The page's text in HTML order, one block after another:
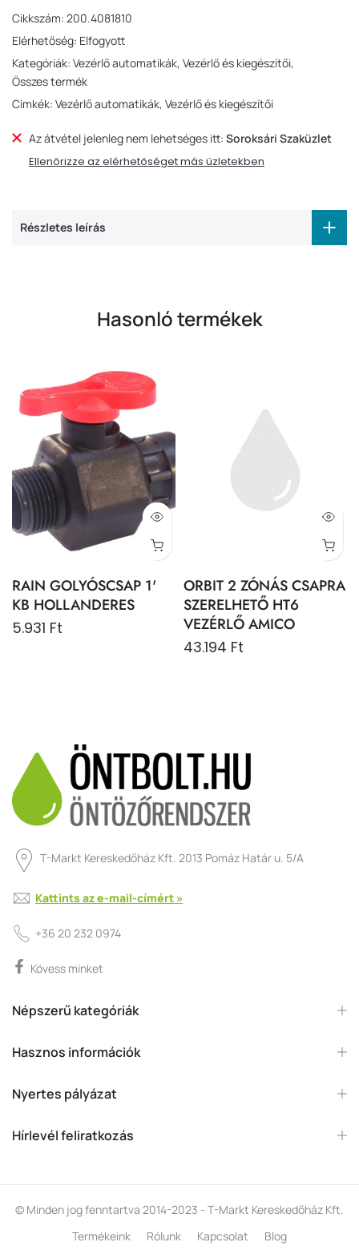
Cikkszám: 200.4081810
Elérhetőség: Elfogyott
Kategóriák: Vezérlő automatikák Vezérlő és kiegészítői
Összes termék
Cimkék: Vezérlő automatikák Vezérlő és kiegészítői
Az átvétel jelenleg nem lehetséges itt: Soroksári Szaküzlet
Ellenőrizze az elérhetőséget más üzletekben
Részletes leírás
Hasonló termékek
RAIN GOLYÓSCSAP 1'
KB HOLLANDERES
5.931 Ft
ORBIT 2 ZÓNÁS CSAPRA
SZERELHETŐ HT6
VEZÉRLŐ AMICO
43.194 Ft
T-Markt Kereskedőház Kft. 2013 Pomáz Határ u. 5/A
Kattints az e-mail-címért »
+36 20 232 0974
Kövess minket
Népszerű kategóriák
Hasznos információk
Nyertes pályázat
Hírlevél feliratkozás
© Minden jog fenntartva 2014-2023 - T-Markt Kereskedőház Kft.
Termékeink
Rólunk Kapcsolat Blog